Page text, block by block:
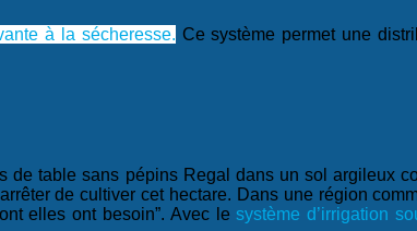
à la sécheresse. Ce système permet une
table sans pépins Regal dans un sol argileux
de cultiver cet hectare. Dans une région
elles ont besoin”. Avec lesystème d’irrigation